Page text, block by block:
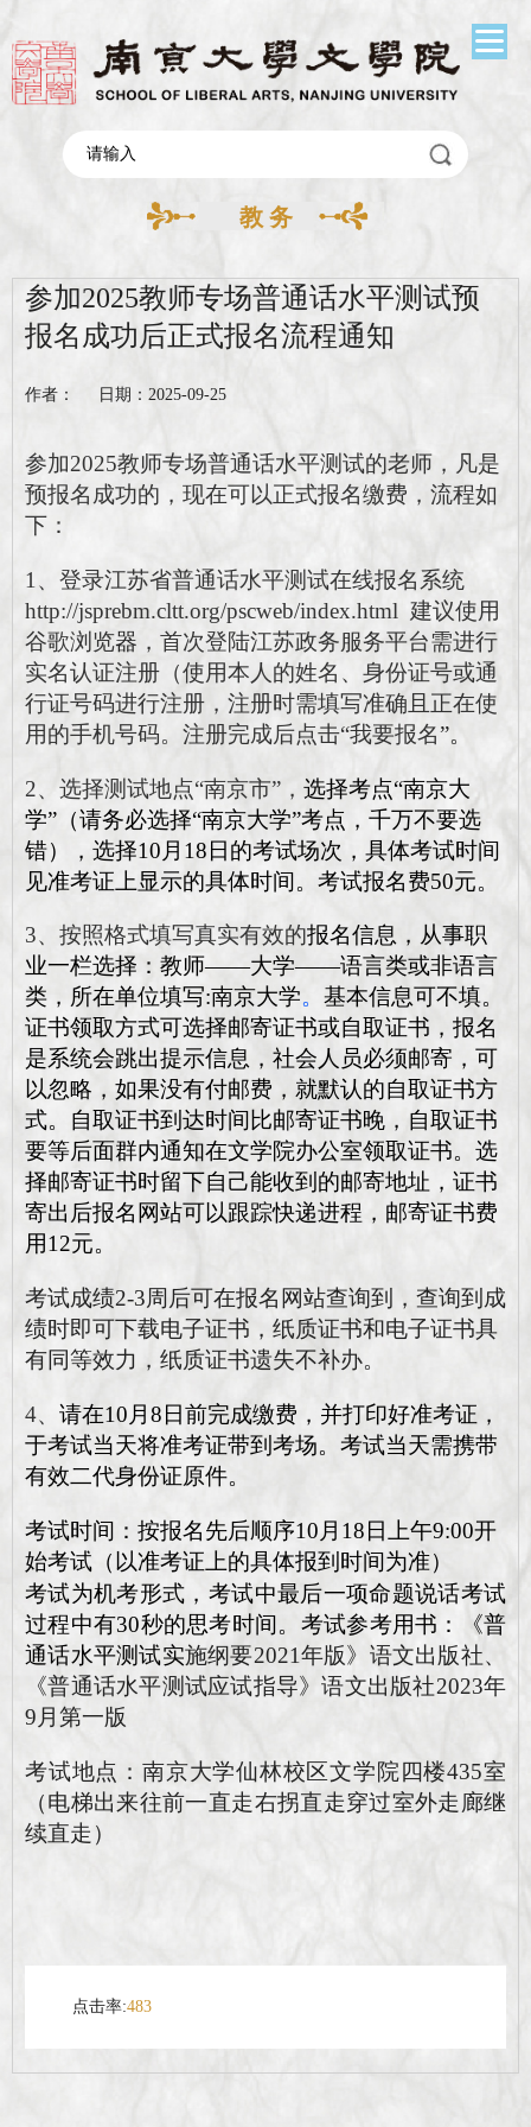
教 务
参加2025教师专场普通话水平测试预
报名成功后正式报名流程通知
作者： 日期：2025-09-25
参加2025教师专场普通话水平测试的老师，凡是
预报名成功的，现在可以正式报名缴费，流程如
下：
1、登录江苏省普通话水平测试在线报名系统
http://jsprebm.cltt.org/pscweb/index.html 建议使用
谷歌浏览器 ，首次登陆江苏政务服务平台需进行
实名认证注册（使用本人的姓名、身份证号或通
行证号码进行注册，注册时需填写准确且正在使
用的手机号码。注册完成后点击“我要报名”。
2、选择测试地点“南京市”， 选择考点“南京大
学”（请务必选择“南京大学”考点，千万不要选
错）
，选择10月18日的考试场次，具体考试时间
见准考证上显示的具体时间。考试报名费50元。
3、按照格式填写真实有效的报名信息， 从事职
业一栏选择：教师——大学——语言类或非语言
类，所在单位填写:南京大学。 基本信息可不填。
证书领取方式可选择邮寄证书或自取证书，报名
是系统会跳出提示信息，社会人员必须邮寄，可
以忽略，如果没有付邮费，就默认的自取证书方
式。自取证书到达时间比邮寄证书晚，自取证书
要等后面群内通知在文学院办公室领取证书。选
择邮寄证书时留下自己能收到的邮寄地址，证书
寄出后报名网站可以跟踪快递进程，邮寄证书费
用12元。
考试成绩2-3周后可在报名网站查询到，查询到成
绩时即可下载电子证书 ， 纸质证书和电子证书具
有同等效力 ， 纸质证书遗失不补办。
4、 请在10月8日前完成缴费，并打印好准考证 ，
于考试当天将准考证带到考场。考试当天需携带
有效二代身份证原件。
考试时间： 按报名先后顺序10月18日上午9:00开
始考试（以准考证上的具体报到时间为准）
考试为机考形式，考试中最后一项命题说话考试
过程中有30秒的思考时间。考试参考用书：《普
通话水平测试实施纲要2021年版》语文出版社、
《普通话水平测试应试指导》语文出版社2023年
9月第一版
考试地点：南京大学仙林校区文学院四楼435室
（电梯出来往前一直走右拐直走穿过室外走廊继
续直走 ）
点击率:483